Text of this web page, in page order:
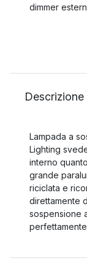
dimmer
Descrizione
Lampada a
Lighting
interno
grande
riciclata e
direttamente
sospensione